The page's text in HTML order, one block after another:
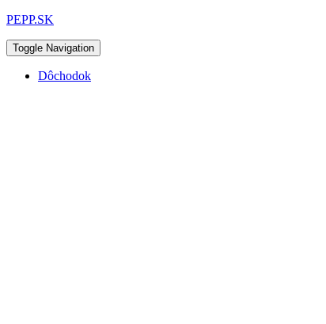
PEPP.SK
Toggle Navigation
Dôchodok